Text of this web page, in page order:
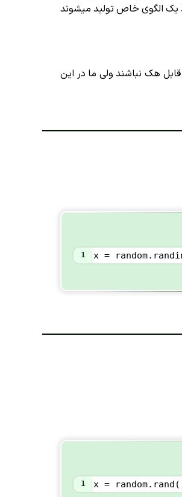
یک الگوی خاص تولید میشوند
هک نباشند ولی ما در این
1 x = random.
1 x = random. rand